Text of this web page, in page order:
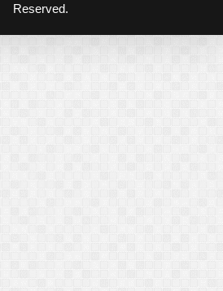
Reserved.